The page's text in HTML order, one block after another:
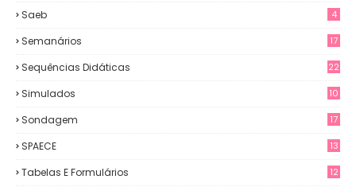
Saeb 4
Semanários 17
Sequências Didáticas 22
Simulados 10
Sondagem 17
SPAECE 13
Tabelas E Formulários 12